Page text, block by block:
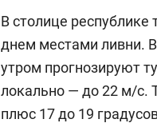
В столице
днем местами ливни.
утром прогнозируют
локально — до 22 м/с.
плюс 17 до 19